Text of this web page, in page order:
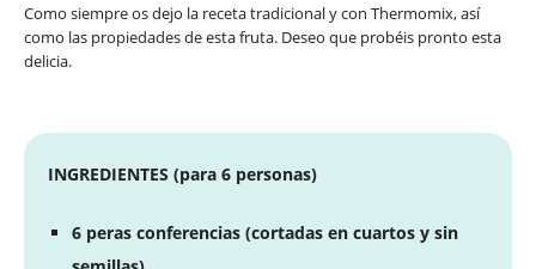
Como siempre os dejo la receta tradicional y con Thermomix, así
como las propiedades de esta fruta. Deseo que probéis pronto esta
delicia.
INGREDIENTES (para 6 personas)
6 peras conferencias (cortadas en cuartos y sin